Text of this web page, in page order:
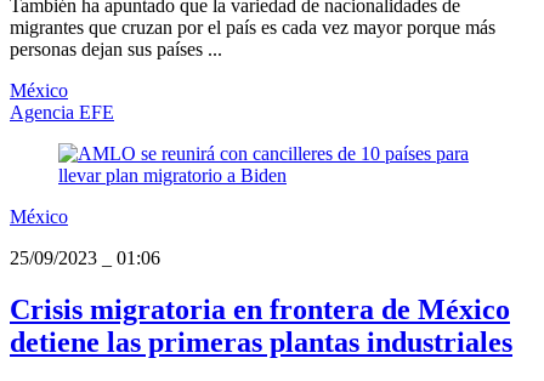
También ha apuntado que la variedad de nacionalidades de
migrantes que cruzan por el país es cada vez mayor porque más
personas dejan sus países ...
México
Agencia EFE
México
25/09/2023
01:06
Crisis migratoria en frontera de México
detiene las primeras plantas industriales